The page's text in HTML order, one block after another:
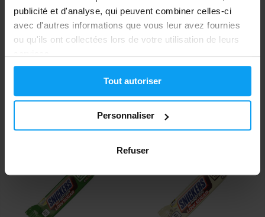
publicité et d'analyse, qui peuvent combiner celles-ci
avec d'autres informations que vous leur avez fournies
ou qu'ils ont collectées lors de votre utilisation de leurs
Tout autoriser
Personnaliser
Refuser
1,89€ 2,12€ 1,49€ 1,59€
-22%